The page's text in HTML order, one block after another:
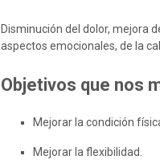
Disminución del dolor, mejora
aspectos emocionales, de la
Objetivos que nos
Mejorar la condición
Mejorar la flexibilidad.